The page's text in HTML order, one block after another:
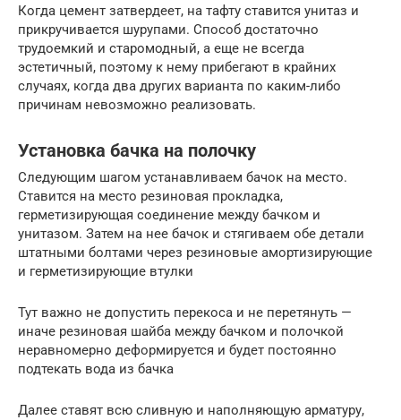
Когда цемент затвердеет, на тафту ставится унитаз и
прикручивается шурупами. Способ достаточно
трудоемкий и старомодный, а еще не всегда
эстетичный, поэтому к нему прибегают в крайних
случаях, когда два других варианта по каким-либо
причинам невозможно реализовать.
Установка бачка на полочку
Следующим шагом устанавливаем бачок на место.
Ставится на место резиновая прокладка,
герметизирующая соединение между бачком и
унитазом. Затем на нее бачок и стягиваем обе детали
штатными болтами через резиновые амортизирующие
и герметизирующие втулки
Тут важно не допустить перекоса и не перетянуть —
иначе резиновая шайба между бачком и полочкой
неравномерно деформируется и будет постоянно
подтекать вода из бачка
Далее ставят всю сливную и наполняющую арматуру,